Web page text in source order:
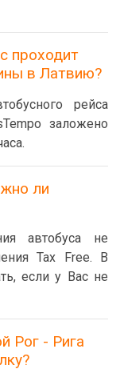
проходит
в Латвию?
рейса
заложено
ли
автобуса не
Tax Free. В
если у Вас не
Рог - Рига